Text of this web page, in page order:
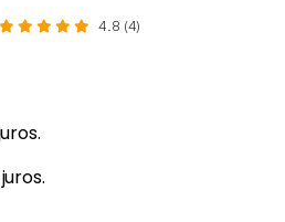
4.8 (4)